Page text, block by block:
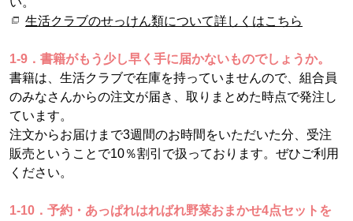
生活クラブのせっけん類について詳しくはこちら
1-9．書籍がもう少し早く手に届かないものでしょうか。
書籍は、生活クラブで在庫を持っていませんので、組合員
のみなさんからの注文が届き、取りまとめた時点で発注し
ています。
注文からお届けまで3週間のお時間をいただいた分、受注
販売ということで10％割引で扱っております。ぜひご利用
ください。
1-10．予約・あっぱれはればれ野菜おまかせ4点セットを